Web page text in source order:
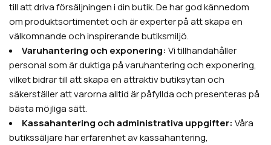
till att driva försäljningen i din butik. De har god kännedom
om produktsortimentet och är experter på att skapa en
välkomnande och inspirerande butiksmiljö.
Varuhantering och exponering: Vi tillhandahåller
personal som är duktiga på varuhantering och exponering,
vilket bidrar till att skapa en attraktiv butiksytan och
säkerställer att varorna alltid är påfyllda och presenteras på
bästa möjliga sätt.
Kassahantering och administrativa uppgifter: Våra
butikssäljare har erfarenhet av kassahantering,